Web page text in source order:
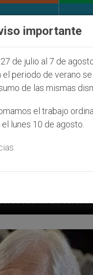
que afecta a
importante
de julio al 7 de
el periodo de verano
de las mismas
el trabajo
lunes 10 de agosto.